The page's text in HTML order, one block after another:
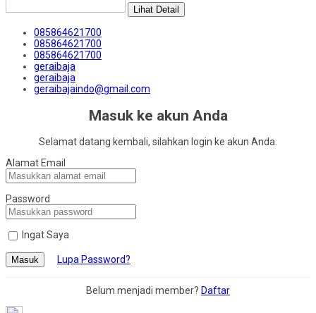
Lihat Detail
085864621700
085864621700
085864621700
geraibaja
geraibaja
geraibajaindo@gmail.com
Masuk ke akun Anda
Selamat datang kembali, silahkan login ke akun Anda.
Alamat Email
Password
Ingat Saya
Masuk Lupa Password?
Belum menjadi member? Daftar